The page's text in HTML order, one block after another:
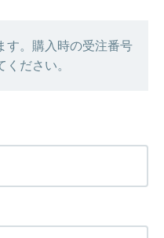
す。購入時の受注番号
ださい。